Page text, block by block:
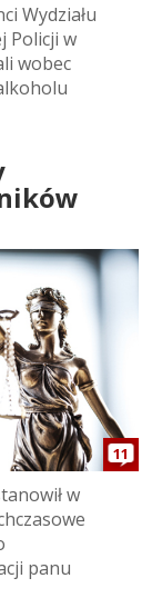
Wydziału
Policji w
wobec
11
w
panu